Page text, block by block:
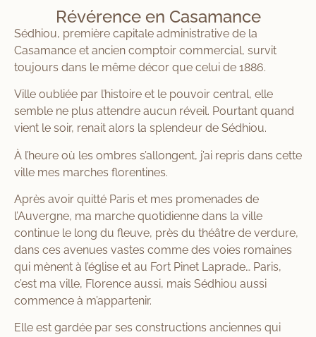
Révérence en Casamance
Sédhiou, première capitale administrative de la
Casamance et ancien comptoir commercial, survit
toujours dans le même décor que celui de 1886.
Ville oubliée par l’histoire et le pouvoir central, elle
semble ne plus attendre aucun réveil. Pourtant quand
vient le soir, renait alors la splendeur de Sédhiou.
À l’heure où les ombres s’allongent, j’ai repris dans cette
ville mes marches florentines.
Après avoir quitté Paris et mes promenades de
l’Auvergne, ma marche quotidienne dans la ville
continue le long du fleuve, près du théâtre de verdure,
dans ces avenues vastes comme des voies romaines
qui mènent à l’église et au Fort Pinet Laprade… Paris,
c’est ma ville, Florence aussi, mais Sédhiou aussi
commence à m’appartenir.
Elle est gardée par ses constructions anciennes qui